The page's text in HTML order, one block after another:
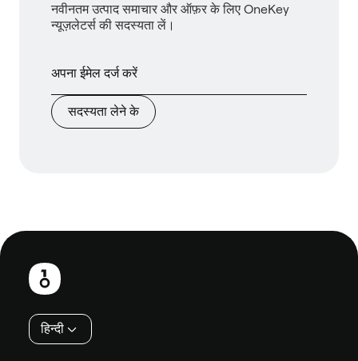
नवीनतम उत्पाद समाचार और ऑफ़र के लिए OneKey
न्यूज़लेटर्स की सदस्यता लें।
सदस्यता लेने के
फ़ुटबाल
हिन्दी